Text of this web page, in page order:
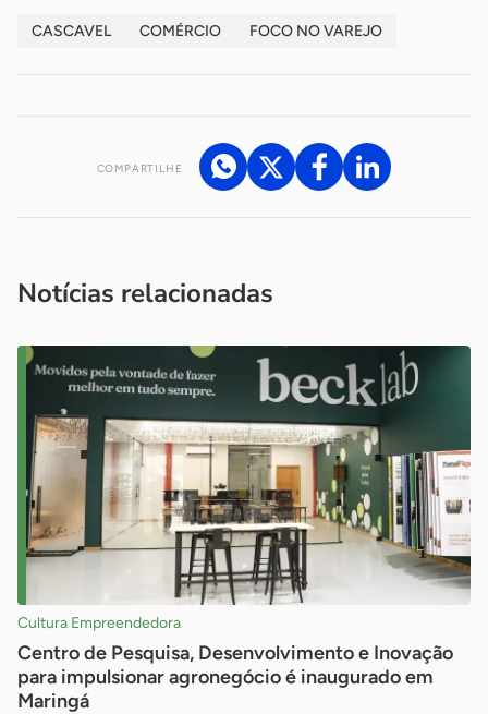
CASCAVEL COMÉRCIO FOCO NO VAREJO
COMPARTILHE
Notícias relacionadas
Cultura Empreendedora
Centro de Pesquisa, Desenvolvimento e Inovação
para impulsionar agronegócio é inaugurado em
Maringá